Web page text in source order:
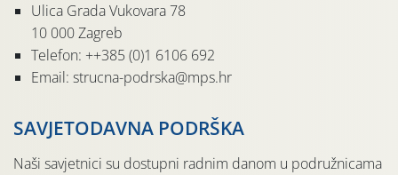
Ulica Grada Vukovara 78
10 000 Zagreb
Telefon: ++385 (0)1 6106 692
Email: strucna-podrska@mps.hr
SAVJETODAVNA PODRŠKA
Naši savjetnici su dostupni radnim danom u podružnicama